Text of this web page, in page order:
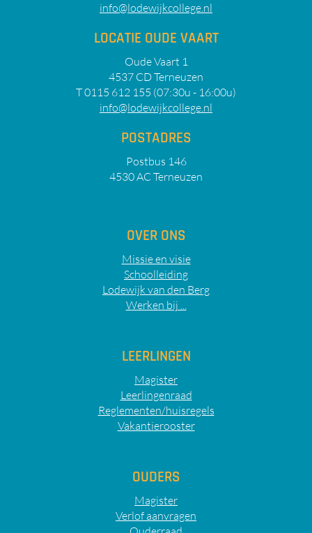
info@lodewijkcollege.nl
LOCATIE OUDE VAART
Oude Vaart 1
4537 CD Terneuzen
T 0115 612 155 (07:30u - 16:00u)
info@lodewijkcollege.nl
POSTADRES
Postbus 146
4530 AC Terneuzen
OVER ONS
Missie en visie
Schoolleiding
Lodewijk van den Berg
Werken bij ...
LEERLINGEN
Magister
Leerlingenraad
Reglementen/huisregels
Vakantierooster
OUDERS
Magister
Verlof aanvragen